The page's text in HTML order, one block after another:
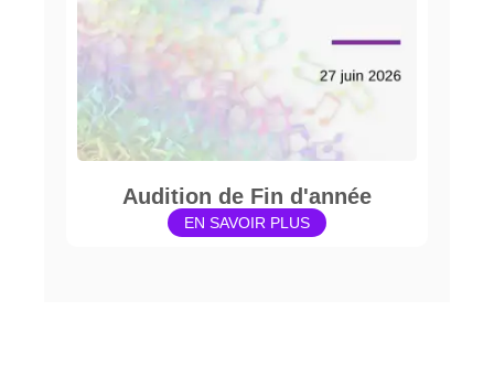
Audition de Fin d'année
EN SAVOIR PLUS